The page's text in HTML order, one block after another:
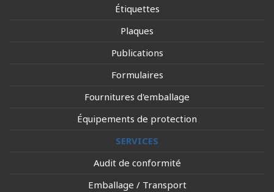
Étiquettes
Plaques
Publications
Formulaires
Fournitures d'emballage
Équipements de protection
SERVICES
Audit de conformité
Emballage / Transport